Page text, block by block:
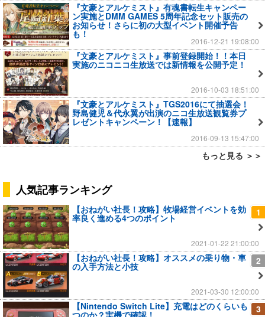
『文豪とアルケミスト』有魂書転生キャンペー
ン実施とDMM GAMES 5周年記念セット販売の
お知らせ！さらに初の大型イベント開催予告
も！
2016-12-21 19:08:00
『文豪とアルケミスト』事前登録開始！！本日
実施のニコニコ生放送では新情報を公開予定！
2016-10-03 18:51:00
『文豪とアルケミスト』TGS2016にて抽選会！
野島健児＆代永翼が出演のニコ生放送観覧券プ
レゼントキャンペーン！【速報】
2016-09-13 15:47:00
もっと見る ＞＞
人気記事ランキング
1
【おねがい社長！攻略】牧場経営イベントを効
率良く進める4つのポイント
2021-01-22 21:00:00
2
【おねがい社長！攻略】オススメの乗り物・車
の入手方法と小技
2021-03-30 12:00:00
3
【Nintendo Switch Lite】充電はどのくらいも
つのか？実機で確認！